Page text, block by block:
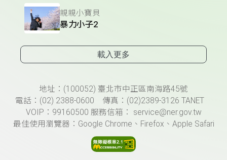
親親小寶貝
暴力小子2
載入更多
頁尾資訊地址：(100052) 臺北市中正區南海路45號
電話：(02) 2388-0600 傳真：(02)2389-3126 TANET
VOIP：99160500 服務信箱： service@ner.gov.tw
最佳使用瀏覽器：Google Chrome、Firefox、Apple Safari